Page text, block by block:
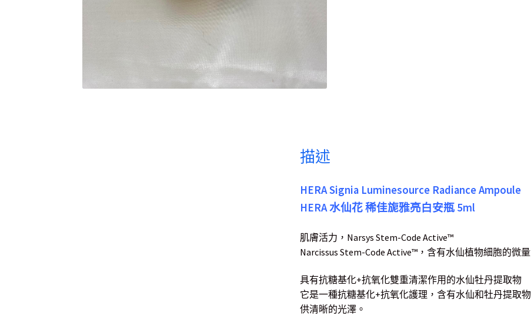
描述
HERA Signia Luminesource Radiance Ampoule
HERA 水仙花 稀佳旎雅亮白安瓶 5ml
肌膚活力，Narsys Stem-Code Active™
Narcissus Stem-Code Active™，含有水仙植物細胞的微
具有抗糖基化+抗氧化雙重清潔作用的水仙牡丹提取物
它是一種抗糖基化+抗氧化護理，含有水仙和牡丹提取
供清晰的光澤。